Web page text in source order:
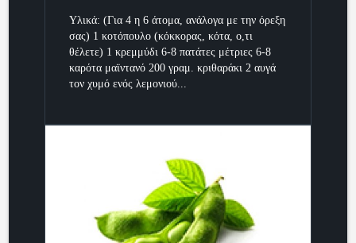
Υλικά: (Για 4 η 6 άτομα, ανάλογα με την όρεξη
σας) 1 κοτόπουλο (κόκκορας, κότα, ο,τι
θέλετε) 1 κρεμμύδι 6-8 πατάτες μέτριες 6-8
καρότα μαϊντανό 200 γραμ. κριθαράκι 2 αυγά
τον χυμό ενός λεμονιού...